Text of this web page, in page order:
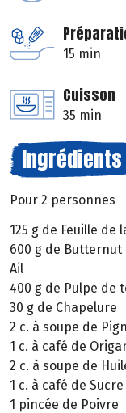
15 min
Cuisson
35 min
Ingrédients
Pour 2 personnes
125 g de Feuille de
600 g de Butternut
Ail
400 g de Pulpe de
30 g de Chapelure
2 c. à soupe de
1 c. à café de
2 c. à soupe de
1 c. à café de Sucre
1 pincée de Poivre